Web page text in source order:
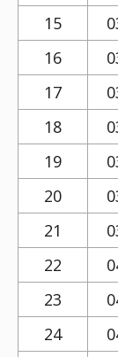
15
16
17
18
19
20
21
22
23
24